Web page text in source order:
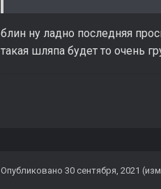
блин ну ладно последняя
такая шляпа будет то очень
Опубликовано 30 сентября, 2021